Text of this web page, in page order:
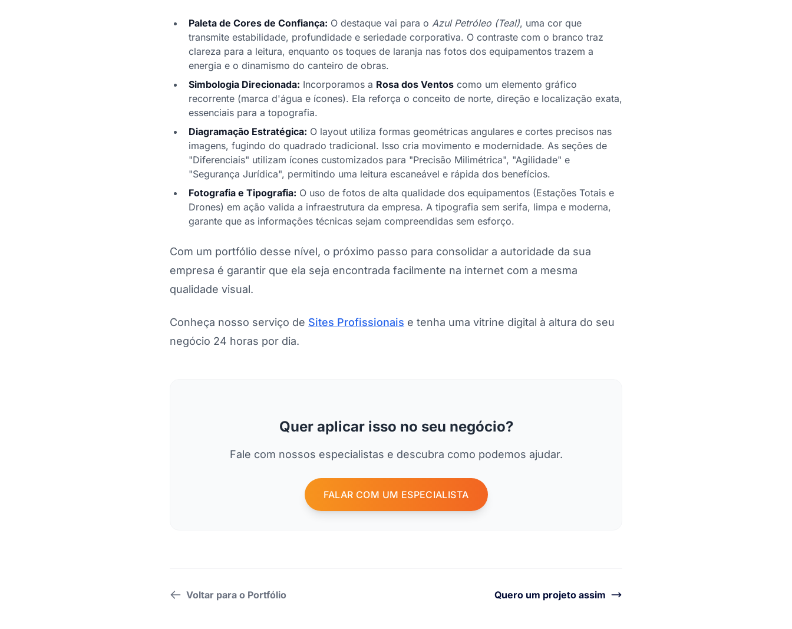
Paleta de Cores de Confiança: O destaque vai para o Azul Petróleo (Teal), uma cor que
transmite estabilidade, profundidade e seriedade corporativa. O contraste com o branco traz
clareza para a leitura, enquanto os toques de laranja nas fotos dos equipamentos trazem a
energia e o dinamismo do canteiro de obras.
Simbologia Direcionada: Incorporamos a Rosa dos Ventos como um elemento gráfico
recorrente (marca d'água e ícones). Ela reforça o conceito de norte, direção e localização exata,
essenciais para a topografia.
Diagramação Estratégica: O layout utiliza formas geométricas angulares e cortes precisos nas
imagens, fugindo do quadrado tradicional. Isso cria movimento e modernidade. As seções de
"Diferenciais" utilizam ícones customizados para "Precisão Milimétrica", "Agilidade" e
"Segurança Jurídica", permitindo uma leitura escaneável e rápida dos benefícios.
Fotografia e Tipografia: O uso de fotos de alta qualidade dos equipamentos (Estações Totais e
Drones) em ação valida a infraestrutura da empresa. A tipografia sem serifa, limpa e moderna,
garante que as informações técnicas sejam compreendidas sem esforço.
Com um portfólio desse nível, o próximo passo para consolidar a autoridade da sua
empresa é garantir que ela seja encontrada facilmente na internet com a mesma
qualidade visual.
Conheça nosso serviço de Sites Profissionais e tenha uma vitrine digital à altura do seu
negócio 24 horas por dia.
Quer aplicar isso no seu negócio?
Fale com nossos especialistas e descubra como podemos ajudar.
FALAR COM UM ESPECIALISTA
Voltar para o Portfólio Quero um projeto assim